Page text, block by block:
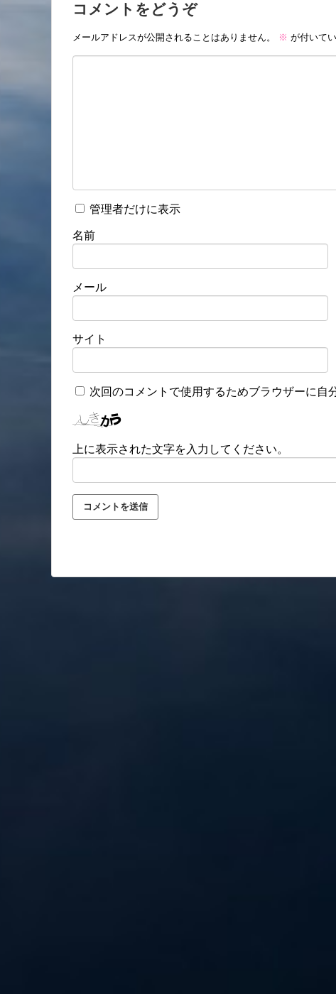
コメントをどうぞ
メールアドレスが公開されることはありません。 ※ が付いて
管理者だけに表示
名前
メール
サイト
次回のコメントで使用するためブラウザーに自
上に表示された文字を入力してください。